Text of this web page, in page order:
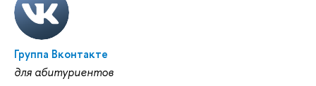
Группа Вконтакте
для абитуриентов